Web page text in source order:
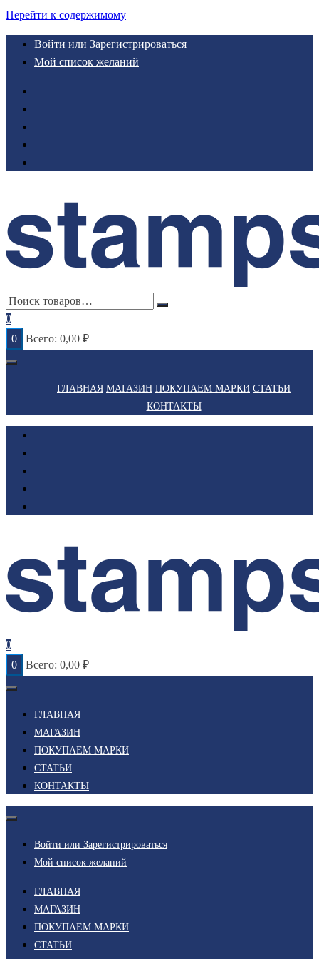
Перейти к содержимому
Войти или Зарегистрироваться
Мой список желаний
0
0
Всего: 0,00 ₽
ГЛАВНАЯ МАГАЗИН ПОКУПАЕМ МАРКИ СТАТЬИ
КОНТАКТЫ
0
0
Всего: 0,00 ₽
ГЛАВНАЯ
МАГАЗИН
ПОКУПАЕМ МАРКИ
СТАТЬИ
КОНТАКТЫ
Войти или Зарегистрироваться
Мой список желаний
ГЛАВНАЯ
МАГАЗИН
ПОКУПАЕМ МАРКИ
СТАТЬИ